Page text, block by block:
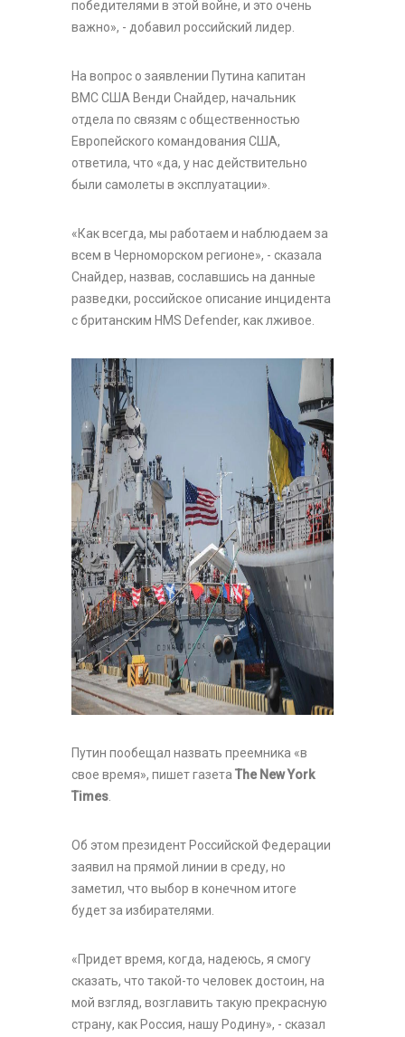
победителями в этой войне, и это очень
важно», - добавил российский лидер.
На вопрос о заявлении Путина капитан
ВМС США Венди Снайдер, начальник
отдела по связям с общественностью
Европейского командования США,
ответила, что «да, у нас действительно
были самолеты в эксплуатации».
«Как всегда, мы работаем и наблюдаем за
всем в Черноморском регионе», - сказала
Снайдер, назвав, сославшись на данные
разведки, российское описание инцидента
с британским HMS Defender, как лживое.
Путин пообещал назвать преемника «в
свое время», пишет газета The New York
Times
Об этом президент Российской Федерации
заявил на прямой линии в среду, но
заметил, что выбор в конечном итоге
будет за избирателями.
«Придет время, когда, надеюсь, я смогу
сказать, что такой-то человек достоин, на
мой взгляд, возглавить такую ​​прекрасную
страну, как Россия, нашу Родину», - сказал